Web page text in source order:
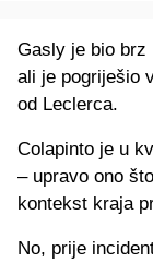
Gasly je bio brz
ali je pogriješio
od Leclerca.
Colapinto je u
– upravo ono
kontekst kraja
No, prije